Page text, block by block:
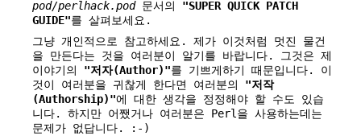
pod/perlhack.pod문서의 "SUPER QUICK PATCH
GUIDE"를 살펴보세요.
그냥 개인적으로 참고하세요. 제가 이것처럼 멋진 물건
을 만든다는 것을 여러분이 알기를 바랍니다. 그것은 제
이야기의 "저자(Author)"를 기쁘게하기 때문입니다. 이
것이 여러분을 귀찮게 한다면 여러분의 "저작
(Authorship)"에 대한 생각을 정정해야 할 수도 있습
니다. 하지만 어쨌거나 여러분은 Perl을 사용하는데는
문제가 없답니다. :-)